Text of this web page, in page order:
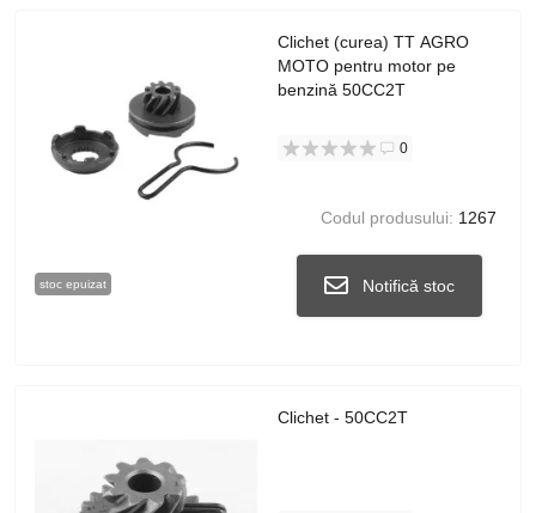
stoc epuizat
Clichet (curea) TT AGRO
MOTO pentru motor pe
benzină 50CC2T
0
Codul produsului: 1267
Notifică stoc
Clichet - 50CC2T